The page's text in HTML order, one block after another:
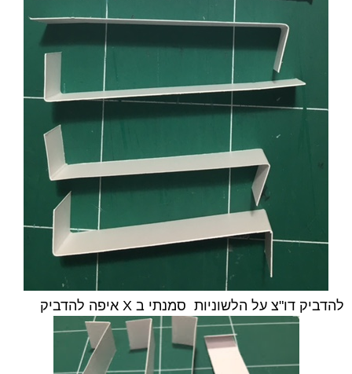
להדביק דו"צ על הלשוניות סמנתי ב X איפה להדביק